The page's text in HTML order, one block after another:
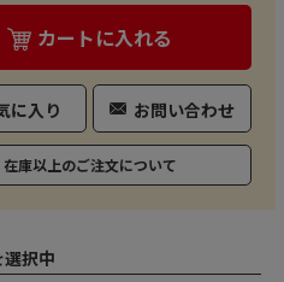
カートに入れる
に入り お問い合わせ
在庫以上のご注文について
択中